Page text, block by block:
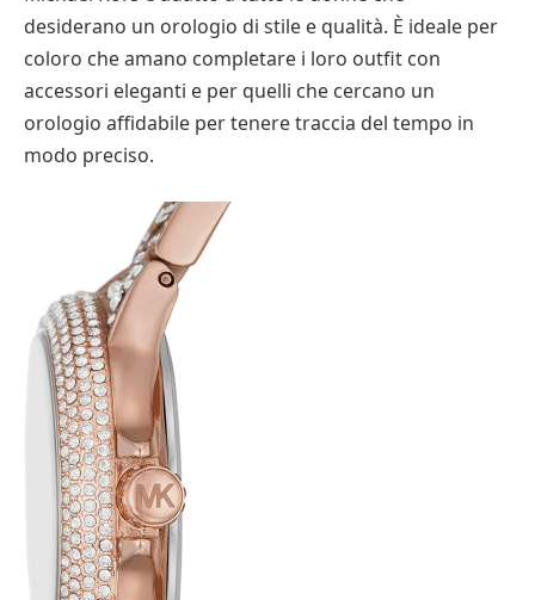
desiderano un orologio di stile e qualità. È ideale per
coloro che amano completare i loro outfit con
accessori eleganti e per quelli che cercano un
orologio affidabile per tenere traccia del tempo in
modo preciso.